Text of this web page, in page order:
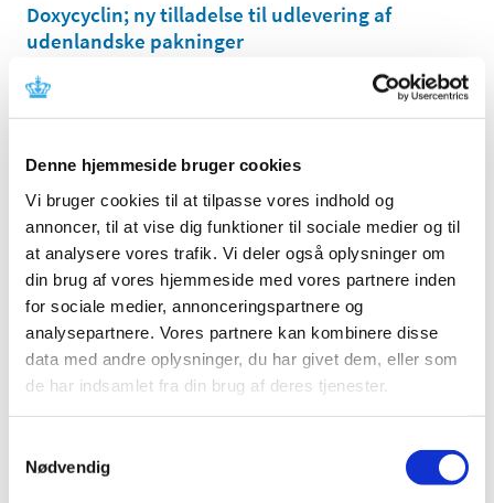
Denne hjemmeside bruger cookies
Vi bruger cookies til at tilpasse vores indhold og
annoncer, til at vise dig funktioner til sociale medier og til
at analysere vores trafik. Vi deler også oplysninger om
din brug af vores hjemmeside med vores partnere inden
for sociale medier, annonceringspartnere og
analysepartnere. Vores partnere kan kombinere disse
data med andre oplysninger, du har givet dem, eller som
de har indsamlet fra din brug af deres tjenester.
Nødvendig
Doxycyclin; ny tilladelse til udlevering af
udenlandske pakninger
5. november 2024
Lægemiddelstyrelsen har givet ny tilladelse til ordination
og udlevering af udenlandsk lægemiddel…
Ny digital formular til ansøgning om tilladelse
til destruktion af euforiserende stoffer
5. november 2024
1. december 2024 tages en ny digital formular til
ansøgning om tilladelse til destruktion af…
Forrige 1
TID